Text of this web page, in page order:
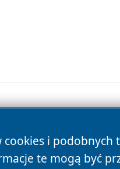
cookies i
te mogą być